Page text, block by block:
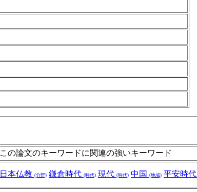
この論文のキーワードに関連の強いキーワード
日本仏教 (分野) 鎌倉時代 (時代) 現代 (時代) 中国 (地域) 平安時代